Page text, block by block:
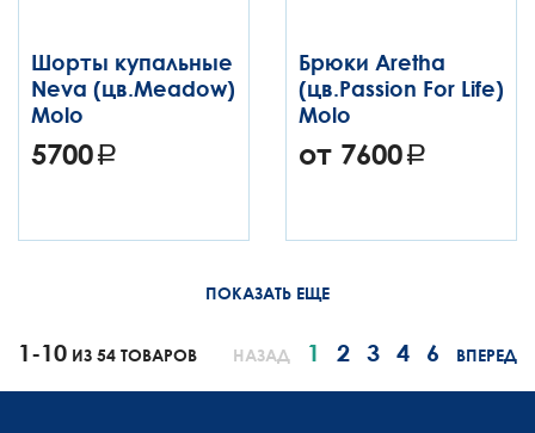
Шорты купальные
Neva (цв.Meadow)
Molo
5700
Брюки Aretha
(цв.Passion For Life)
Molo
от 7600
1-10 ИЗ 54 ТОВАРОВ
ПОКАЗАТЬ ЕЩЕ
НАЗАД 1 2 3 4 6 ВПЕРЕД